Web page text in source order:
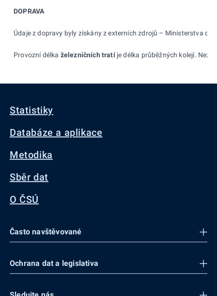
DOPRAVA
Údaje z dopravy byly získány z externích zdrojů – Ministerstva
Provozní délka železničních tratíje délka průběžných kolejí.
Statistiky
Databáze a aplikace
Metodika
Sběr dat
O ČSÚ
Často navštěvované
Ochrana dat a legislativa